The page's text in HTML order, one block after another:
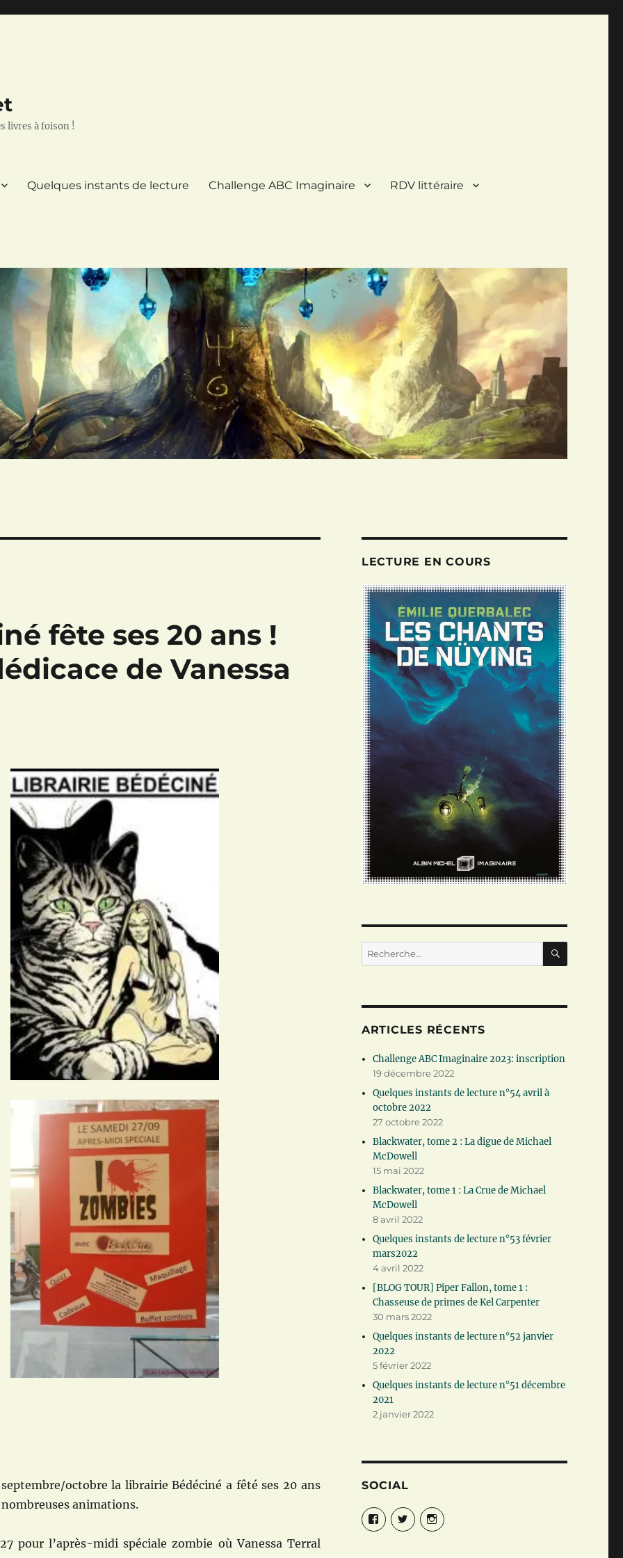
livres à foison !
Quelques instants de lecture Challenge ABC Imaginaire RDV littéraire
fête ses 20 ans !
de Vanessa
octobre la librairie Bédéciné a fêté ses 20 ans
animations.
pour l’après-midi spéciale zombie où Vanessa Terral
LECTURE EN COURS
Recherche
pour :
ARTICLES RÉCENTS
Challenge ABC Imaginaire 2023: inscription
19 décembre 2022
Quelques instants de lecture n°54 avril à
octobre 2022
27 octobre 2022
Blackwater, tome 2 : La digue de Michael
McDowell
15 mai 2022
Blackwater, tome 1 : La Crue de Michael
McDowell
8 avril 2022
Quelques instants de lecture n°53 février
mars2022
4 avril 2022
[BLOG TOUR] Piper Fallon, tome 1 :
Chasseuse de primes de Kel Carpenter
30 mars 2022
Quelques instants de lecture n°52 janvier
2022
5 février 2022
Quelques instants de lecture n°51 décembre
2021
2 janvier 2022
SOCIAL
FacebookTwitterInstagram